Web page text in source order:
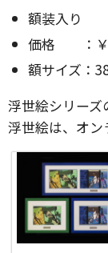
額装入り
価格 ：￥
額サイズ：
浮世絵シリー
浮世絵は、オン